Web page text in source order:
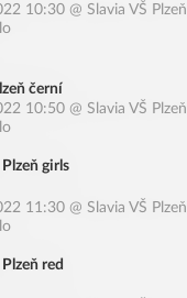
10:30 @ Slavia VŠ Plzeň
černí
10:50 @ Slavia VŠ Plzeň
girls
11:30 @ Slavia VŠ Plzeň
red